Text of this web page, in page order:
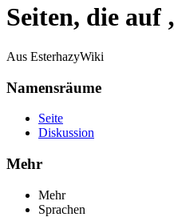
Seiten, die auf
Aus EsterhazyWiki
Namensräume
Seite
Diskussion
Mehr
Mehr
Sprachen